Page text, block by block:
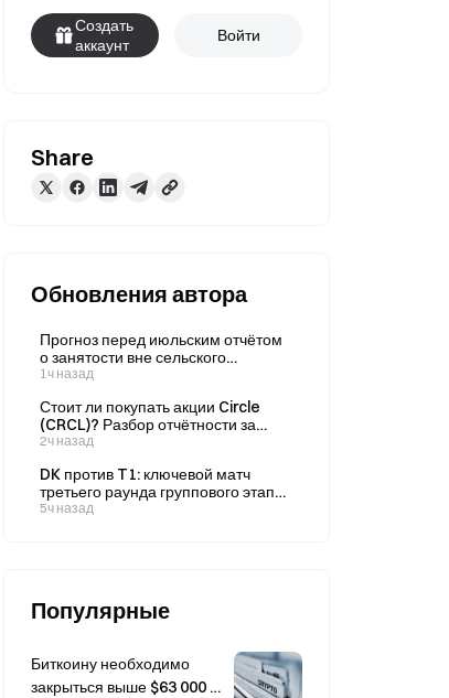
Создать
аккаунт
Войти
Share
Обновления автора
Прогноз перед июльским отчётом
о занятости вне сельского
хозяйства: как сокращение числа
повлияет на курс доллара,
американские гособлигации,
золото и биткоин?
1ч назад
Стоит ли покупать акции Circle
(CRCL)? Разбор отчётности за
второй квартал: смогут ли рост
на 151% и экосистема Arc
способствовать долгосрочной
переоценке компании?
2ч назад
DK против T1: ключевой матч
третьего раунда группового этапа
Legends в LCK. По данным рынка
5ч назад
Популярные
Биткоину необходимо
закрыться выше $63 000 в